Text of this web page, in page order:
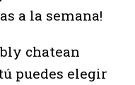
a la semana!
chatean
puedes elegir